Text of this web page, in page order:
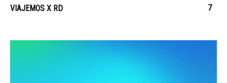
VIAJEMOS X RD
7